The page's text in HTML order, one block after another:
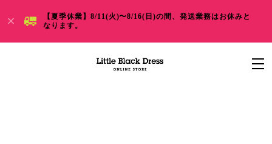
【夏季休業】8/11(火)〜8/16(日)の間、発送業務はお休みと
なります。